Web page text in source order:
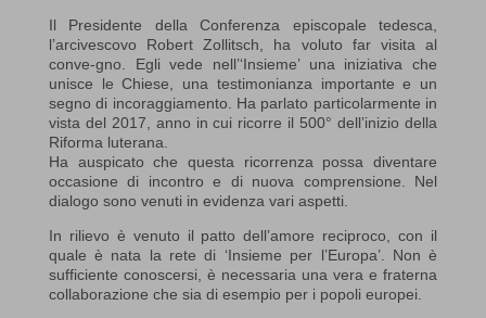
Il Presidente della Conferenza episcopale tedesca,
l’arcivescovo Robert Zollitsch, ha voluto far visita al
conve-gno. Egli vede nell’‘Insieme’ una iniziativa che
unisce le Chiese, una testimonianza importante e un
segno di incoraggiamento. Ha parlato particolarmente in
vista del 2017, anno in cui ricorre il 500° dell’inizio della
Riforma luterana.
Ha auspicato che questa ricorrenza possa diventare
occasione di incontro e di nuova comprensione. Nel
dialogo sono venuti in evidenza vari aspetti.
In rilievo è venuto il patto dell’amore reciproco, con il
quale è nata la rete di ‘Insieme per l’Europa’. Non è
sufficiente conoscersi, è necessaria una vera e fraterna
collaborazione che sia di esempio per i popoli europei.